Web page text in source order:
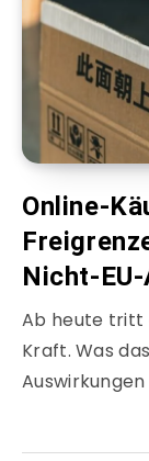
Online-
Nicht-
Ab heute tritt
Kraft. Was